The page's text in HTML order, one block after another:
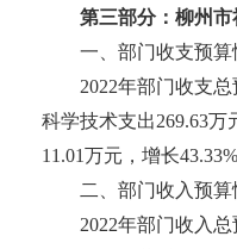
第三部分：柳州
一、部门收支预算
2022年部门收支
科学技术支出269.63万
11.01万元，增长
二、部门收入预算
2022年部门收入